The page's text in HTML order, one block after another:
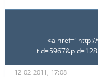
<a
12-02-2011, 17:08